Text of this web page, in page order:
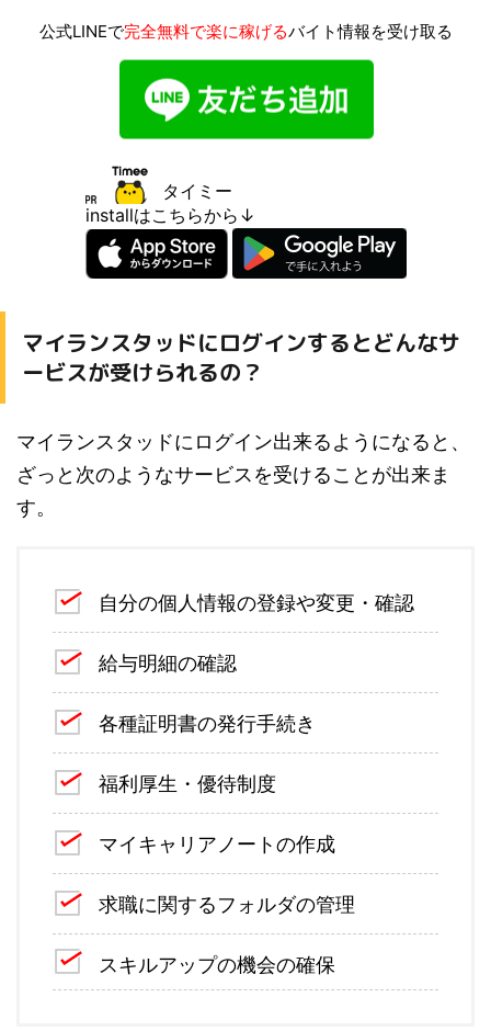
公式LINEで完全無料で楽に稼げるバイト情報を受け取る
タイミー
installはこちらから↓
マイランスタッドにログインするとどんなサ
ービスが受けられるの？
マイランスタッドにログイン出来るようになると、
ざっと次のようなサービスを受けることが出来ま
す。
自分の個人情報の登録や変更・確認
給与明細の確認
各種証明書の発行手続き
福利厚生・優待制度
マイキャリアノートの作成
求職に関するフォルダの管理
スキルアップの機会の確保